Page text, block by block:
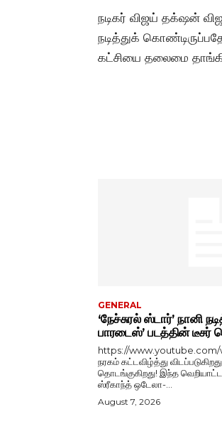
நடிகர் விஜய் தக்‌ஷன்
நடித்துக்
கட்சியை தலைமை
GENERAL
‘நேச்சுரல் ஸ்டார்’ நானி
பாரடைஸ்’ படத்தின் டீசர்
https://www.youtube.com/
நரகம் கட்டவிழ்த்து
தொடங்குகிறது! இந்த
ஸ்ரீகாந்த் ஒடேலா-...
August 7, 2026